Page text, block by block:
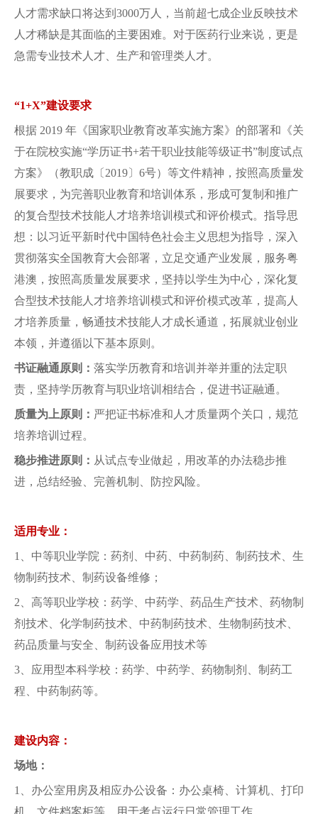
人才需求缺口将达到3000万人，当前超七成企业反映技术
人才稀缺是其面临的主要困难。对于医药行业来说，更是
急需专业技术人才、生产和管理类人才。
“1+X”建设要求
根据 2019 年《国家职业教育改革实施方案》的部署和《关
于在院校实施“学历证书+若干职业技能等级证书”制度试点
方案》（教职成〔2019〕6号）等文件精神，按照高质量发
展要求，为完善职业教育和培训体系，形成可复制和推广
的复合型技术技能人才培养培训模式和评价模式。指导思
想：以习近平新时代中国特色社会主义思想为指导，深入
贯彻落实全国教育大会部署，立足交通产业发展，服务粤
港澳，按照高质量发展要求，坚持以学生为中心，深化复
合型技术技能人才培养培训模式和评价模式改革，提高人
才培养质量，畅通技术技能人才成长通道，拓展就业创业
本领，并遵循以下基本原则。
书证融通原则： 落实学历教育和培训并举并重的法定职
责，坚持学历教育与职业培训相结合，促进书证融通。
质量为上原则： 严把证书标准和人才质量两个关口，规范
培养培训过程。
稳步推进原则： 从试点专业做起，用改革的办法稳步推
进，总结经验、完善机制、防控风险。
适用专业：
1、中等职业学院：药剂、中药、中药制药、制药技术、生
物制药技术、制药设备维修；
2、高等职业学校：药学、中药学、药品生产技术、药物制
剂技术、化学制药技术、中药制药技术、生物制药技术、
药品质量与安全、制药设备应用技术等
3、应用型本科学校：药学、中药学、药物制剂、制药工
程、中药制药等。
建设内容：
场地：
1、办公室用房及相应办公设备：办公桌椅、计算机、打印
机、文件档案柜等，用于考点运行日常管理工作。